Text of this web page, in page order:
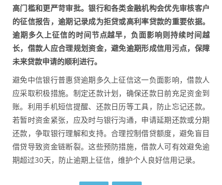
高门槛和更严苛审批。银行和各类金融机构会优先审核客户
的征信报告，逾期记录成为拒贷或高利率贷款的重要依据。
逾期多久上征信的时间节点越早，负面影响则持续时间越
长，借款人应合理规划资金，避免逾期形成信用污点，保障
未来贷款申请的顺利进行。
避免中信银行普惠贷逾期多久上征信这一负面影响，借款人
应采取积极措施。制定还款计划，确保还款日前充足资金到
账。利用手机短信提醒、还款日历等工具，防止忘记还款。
若暂时资金紧张，应及时与银行沟通，申请延期还款或分期
还款，争取银行理解和支持。合理控制借贷额度，避免盲目
借贷导致资金链断裂。这些预防措施，借款人可有效避免逾
期超过30天，防止逾期上征信，维护个人良好信用记录。